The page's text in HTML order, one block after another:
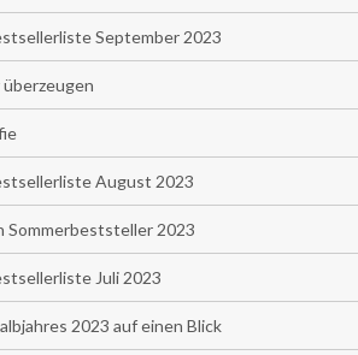
September 2023
August 2023
Sommerbeststeller 2023
Juli 2023
2023 auf einen Blick